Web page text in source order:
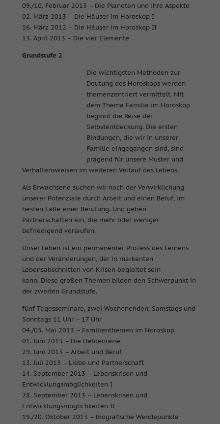
09./10. Februar 2013 – Die Planeten und ihre Aspekte
02. März 2013 – Die Häuser im Horoskop I
16. März 2012 – Die Häuser im Horoskop II
13. April 2013 – Die vier Elemente
Grundstufe 2
Die wichtigsten Methoden zur
Deutung des Horoskops werden
themenzentriert vermittelt. Mit
dem Thema Familie im Horoskop
beginnt die Reise der
Selbstentdeckung. Die ersten
Bindungen, die wir in unserer
Familie eingegangen sind, sind
prägend für unsere Muster und
Verhaltensweisen im weiteren Verlauf des Lebens.
Als Erwachsene suchen wir nach der Verwirklichung
unserer Potenziale durch Arbeit und einen Beruf, im
besten Falle einer Berufung. Und gehen
Partnerschaften ein, die mehr oder weniger
befriedigend verlaufen.
Unser Leben ist ein permanenter Prozess des Lernens
und der Veränderungen, der in markanten
Lebensabschnitten von Krisen begleitet sein
kann. Diese großen Themen bilden den Schwerpunkt in
der zweiten Grundstufe.
fünf Tagesseminare, zwei Wochenenden, Samstags und
Sonntags 11 Uhr – 17 Uhr
04./05. Mai 2013 – Familienthemen im Horoskop
01. Juni 2013 – Die Heldenreise
29. Juni 2013 – Arbeit und Beruf
13. Juli 2013 – Liebe und Partnerschaft
14. September 2013 – Lebenskrisen und
Entwicklungsmöglichkeiten I
28. September 2013 – Lebenskrisen und
Entwicklungsmöglichkeiten II
19./20. Oktober 2013 – Biografische Wendepunkte